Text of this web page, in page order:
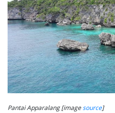
Pantai Apparalang [imagesource]